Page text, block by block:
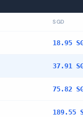
SGD
18.95
37.91
75.82
189.55